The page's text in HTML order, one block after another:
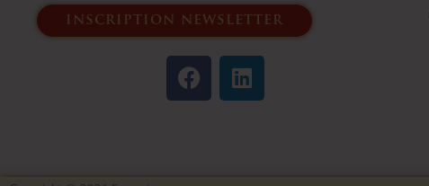
inscription newsletter
F
a
c
L
i
n